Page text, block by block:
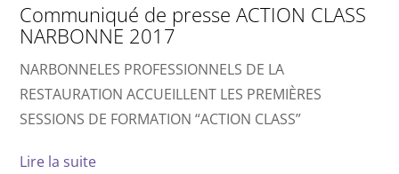
Communiqué de presse ACTION CLASS
NARBONNE 2017
NARBONNELES PROFESSIONNELS DE LA
RESTAURATION ACCUEILLENT LES PREMIÈRES
SESSIONS DE FORMATION “ACTION CLASS”
Lire la suite